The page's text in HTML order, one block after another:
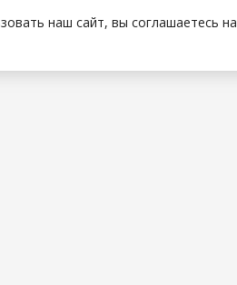
наш сайт, вы соглашаетесь на